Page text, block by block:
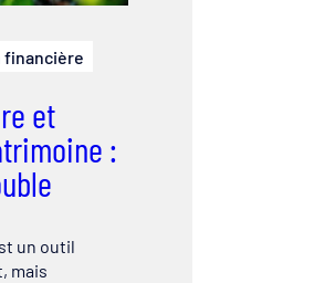
financière
et
:
un outil
mais